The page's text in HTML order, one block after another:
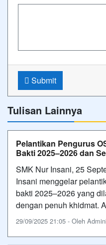
Submit
Tulisan Lainnya
Pelantikan Pengurus
Bakti 2025–2026 dan
SMK Nur Insani, 25
Insani menggelar
bakti 2025–2026 yang
dengan penuh khidmat.
29/09/2025 21:05 - Oleh